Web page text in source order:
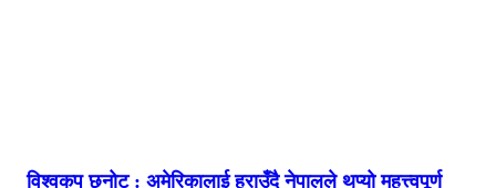
विश्वकप छनोट : अमेरिकालाई हराउँदै नेपालले थप्यो महत्त्वपूर्ण